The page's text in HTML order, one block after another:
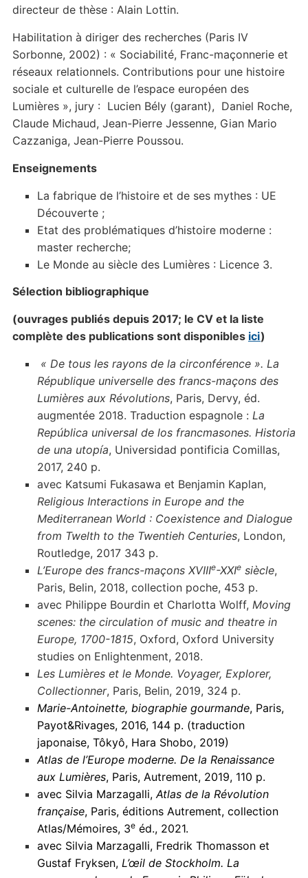
directeur de thèse : Alain Lottin.
Habilitation à diriger des recherches (Paris IV
Sorbonne, 2002) : « Sociabilité, Franc-maçonnerie et
réseaux relationnels. Contributions pour une histoire
sociale et culturelle de l’espace européen des
Lumières », jury : Lucien Bély (garant), Daniel Roche,
Claude Michaud, Jean-Pierre Jessenne, Gian Mario
Cazzaniga, Jean-Pierre Poussou.
Enseignements
La fabrique de l’histoire et de ses mythes : UE
Découverte ;
Etat des problématiques d’histoire moderne :
master recherche;
Le Monde au siècle des Lumières : Licence 3.
Sélection bibliographique
(ouvrages publiés depuis 2017; le CV et la liste
complète des publications sont disponibles ici)
« De tous les rayons de la circonférence ». La
République universelle des francs-maçons des
Lumières aux Révolutions, Paris, Dervy, éd.
augmentée 2018. Traduction espagnole : La
República universal de los francmasones. Historia
de una utopía, Universidad pontificia Comillas,
2017, 240 p.
avec Katsumi Fukasawa et Benjamin Kaplan,
Religious Interactions in Europe and the
Mediterranean World : Coexistence and Dialogue
from Twelth to the Twentieh Centuries, London,
Routledge, 2017 343 p.
L’Europe des francs-maçons XVIIIe-XXIesiècle,
Paris, Belin, 2018, collection poche, 453 p.
avec Philippe Bourdin et Charlotta Wolff, Moving
scenes: the circulation of music and theatre in
Europe, 1700-1815, Oxford, Oxford University
studies on Enlightenment, 2018.
Les Lumières et le Monde. Voyager, Explorer,
Collectionner, Paris, Belin, 2019, 324 p.
Marie-Antoinette, biographie gourmande, Paris,
Payot&Rivages, 2016, 144 p. (traduction
japonaise, Tôkyô, Hara Shobo, 2019)
Atlas de l’Europe moderne. De la Renaissance
aux Lumières, Paris, Autrement, 2019, 110 p.
avec Silvia Marzagalli,Atlas de la Révolution
française, Paris, éditions Autrement, collection
Atlas/Mémoires, 3eéd., 2021.
avec Silvia Marzagalli, Fredrik Thomasson et
Gustaf Fryksen, L’œil de Stockholm. La